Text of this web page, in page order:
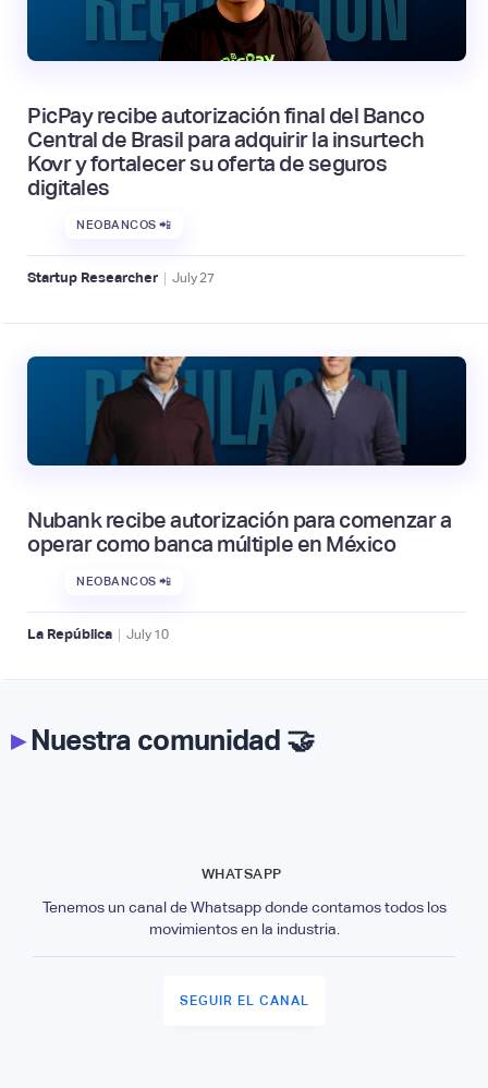
PicPay recibe autorización final del Banco
Central de Brasil para adquirir la insurtech
Kovr y fortalecer su oferta de seguros
digitales
NEOBANCOS 📲
Startup Researcher | July 27
Nubank recibe autorización para comenzar a
operar como banca múltiple en México
NEOBANCOS 📲
La República | July 10
▸Nuestra comunidad 🤝
WHATSAPP
Tenemos un canal de Whatsapp donde contamos todos los
movimientos en la industria.
SEGUIR EL CANAL